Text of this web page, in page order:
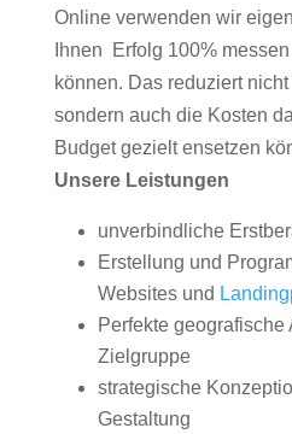
Online verwenden wir
Ihnen Erfolg 100%
können. Das reduziert
sondern auch die Kosten
Budget gezielt ensetzen
Unsere Leistungen
unverbindliche
Erstellung und
Websites und
Perfekte geografische
Zielgruppe
strategische
Gestaltung